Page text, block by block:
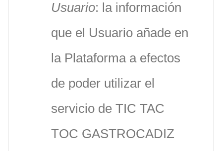
Usuario: la información
que el Usuario añade en
la Plataforma a efectos
de poder utilizar el
servicio de TIC TAC
TOC GASTROCADIZ